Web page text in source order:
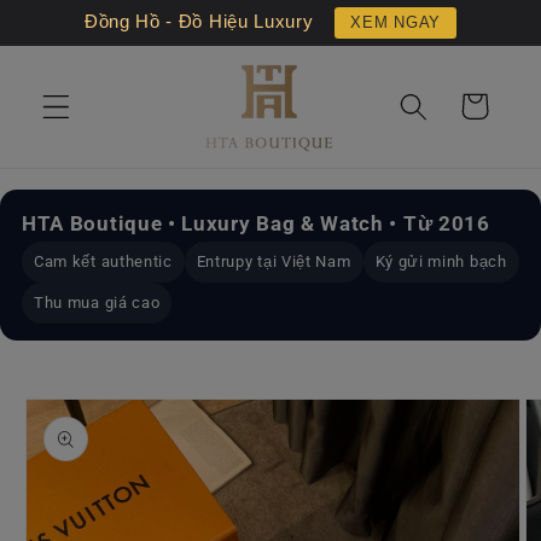
Đồng Hồ - Đồ Hiệu Luxury XEM NGAY
đến nội
Giỏ
hàng
HTA Boutique • Luxury Bag & Watch • Từ 2016
Cam kết authentic Entrupy tại Việt Nam Ký gửi minh bạch
Thu mua giá cao
đến
thông
tin sản